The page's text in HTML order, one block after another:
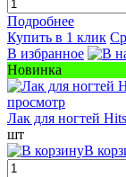
Подробнее
Купить в 1 клик
В избранное
Новинка
просмотр
Лак для ногтей
шт
В